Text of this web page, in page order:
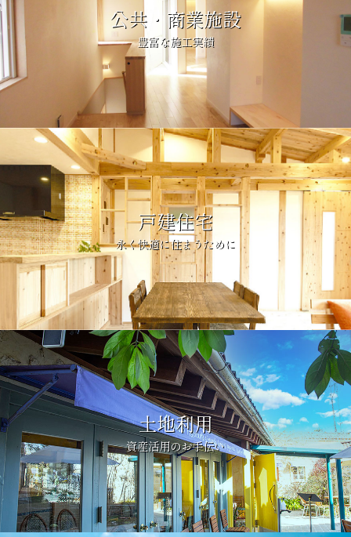
公共・商業施設
豊富な施工実績
戸建住宅
永く快適に住まうために
土地利用
資産活用のお手伝い